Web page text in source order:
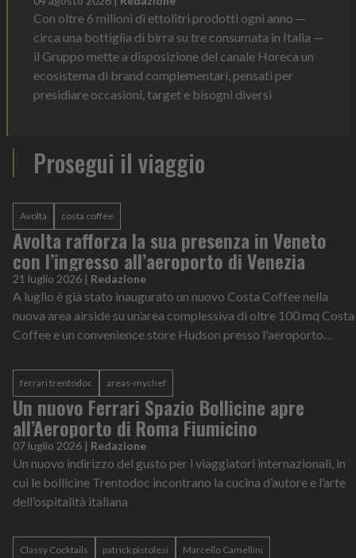
Con oltre 6 milioni di ettolitri prodotti ogni anno —
circa una bottiglia di birra su tre consumata in Italia —
il Gruppo mette a disposizione del canale Horeca un
ecosistema di brand complementari, pensati per
presidiare occasioni, target e bisogni diversi
Prosegui il viaggio
Avolta costa coffee
Avolta rafforza la sua presenza in Veneto
con l’ingresso all’aeroporto di Venezia
21 luglio 2026 | Redazione
A luglio è già stato inaugurato un nuovo Costa Coffee nella
nuova area airside su un’area complessiva di oltre 100 mq Costa
Coffee e un convenience store Hudson presso l'aeroporto
ferrari trentodoc areas-mychef
Un nuovo Ferrari Spazio Bollicine apre
all’Aeroporto di Roma Fiumicino
07 luglio 2026 | Redazione
Un nuovo indirizzo del gusto per i viaggiatori internazionali, in
cui le bollicine Trentodoc incontrano la cucina d’autore e l’arte
dell’ospitalità italiana
Classy Cocktails patrick pistolesi Marcello Camellini